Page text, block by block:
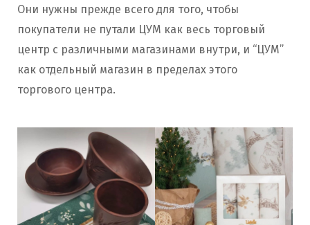
Они нужны прежде всего для того, чтобы
покупатели не путали ЦУМ как весь торговый
центр с различными магазинами внутри, и “ЦУМ”
как отдельный магазин в пределах этого
торгового центра.